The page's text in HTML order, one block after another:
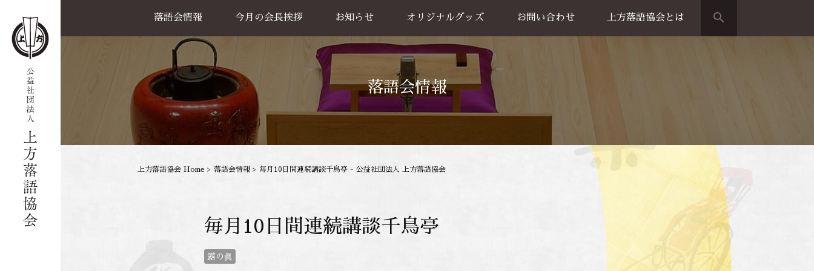
落語会情報
公演一覧
天満天神繁昌亭
喜楽館
島之内寄席
協力事業
今月の会長挨拶 お知らせ オリジナルグッズ
グッズ販売
お買い物方法
お問い合わせ 上方落語協会とは search
落語会情報
上方落語協会 Home > 落語会情報 > 毎月10日間連続講談千鳥亭 - 公益社団法人 上方落語協会
毎月10日間連続講談千鳥亭
露の眞